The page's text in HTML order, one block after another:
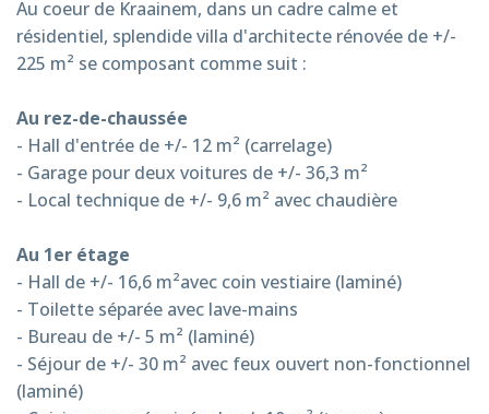
Au coeur de Kraainem, dans un cadre calme et
résidentiel, splendide villa d'architecte rénovée de +/-
225 m² se composant comme suit :
Au rez-de-chaussée
- Hall d'entrée de +/- 12 m² (carrelage)
- Garage pour deux voitures de +/- 36,3 m²
- Local technique de +/- 9,6 m² avec chaudière
Au 1er étage
- Hall de +/- 16,6 m²avec coin vestiaire (laminé)
- Toilette séparée avec lave-mains
- Bureau de +/- 5 m² (laminé)
- Séjour de +/- 30 m² avec feux ouvert non-fonctionnel
(laminé)